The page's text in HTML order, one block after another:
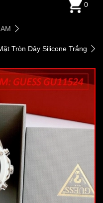
0
Tròn Dây Silicone Trắng